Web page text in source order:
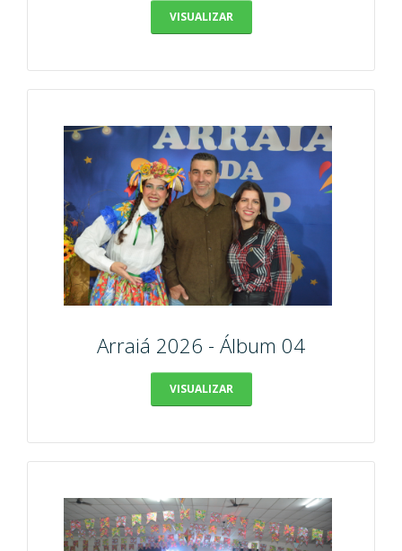
VISUALIZAR
Arraiá 2026 - Álbum 04
VISUALIZAR